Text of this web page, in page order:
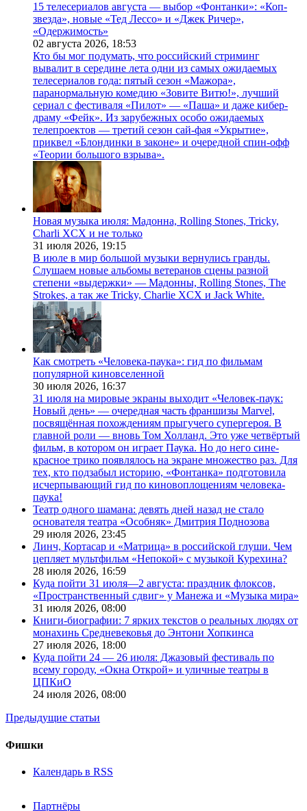
15 телесериалов августа — выбор «Фонтанки»: «Коп-
звезда», новые «Тед Лессо» и «Джек Ричер»,
«Одержимость»
02 августа 2026, 18:53
Кто бы мог подумать, что российский стриминг
вывалит в середине лета одни из самых ожидаемых
телесериалов года: пятый сезон «Мажора»,
паранормальную комедию «Зовите Витю!», лучший
сериал с фестиваля «Пилот» — «Паша» и даже кибер-
драму «Фейк». Из зарубежных особо ожидаемых
телепроектов — третий сезон сай-фая «Укрытие»,
приквел «Блондинки в законе» и очередной спин-офф
«Теории большого взрыва».
Новая музыка июля: Мадонна, Rolling Stones, Tricky,
Charli XCX и не только
31 июля 2026, 19:15
В июле в мир большой музыки вернулись гранды.
Слушаем новые альбомы ветеранов сцены разной
степени «выдержки» — Мадонны, Rolling Stones, The
Strokes, а так же Tricky, Charlie XCX и Jack White.
Как смотреть «Человека-паука»: гид по фильмам
популярной киновселенной
30 июля 2026, 16:37
31 июля на мировые экраны выходит «Человек-паук:
Новый день» — очередная часть франшизы Marvel,
посвящённая похождениям прыгучего супергероя. В
главной роли — вновь Том Холланд. Это уже четвёртый
фильм, в котором он играет Паука. Но до него сине-
красное трико появлялось на экране множество раз. Для
тех, кто подзабыл историю, «Фонтанка» подготовила
исчерпывающий гид по киновоплощениям человека-
паука!
Театр одного шамана: девять дней назад не стало
основателя театра «Особняк» Дмитрия Поднозова
29 июля 2026, 23:45
Линч, Кортасар и «Матрица» в российской глуши. Чем
цепляет мультфильм «Непокой» с музыкой Курехина?
28 июля 2026, 16:59
Куда пойти 31 июля—2 августа: праздник флоксов,
«Пространственный сдвиг» у Манежа и «Музыка мира»
31 июля 2026, 08:00
Книги-биографии: 7 ярких текстов о реальных людях от
монахинь Средневековья до Энтони Хопкинса
27 июля 2026, 18:00
Куда пойти 24 — 26 июля: Джазовый фестиваль по
всему городу, «Окна Открой» и уличные театры в
ЦПКиО
24 июля 2026, 08:00
Предыдущие статьи
Фишки
Календарь в RSS
Партнёры